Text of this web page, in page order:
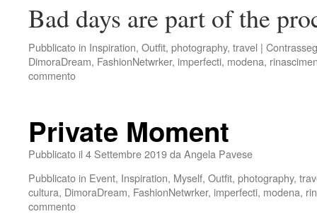
Bad days are part of the
Pubblicato in Inspiration, Outfit, photography, travel |
DimoraDream, FashionNetwrker, imperfecti, modena,
commento
Private Moment
Pubblicato il 4 Settembre 2019da Angela Pavese
Pubblicato in Event, Inspiration, Myself, Outfit, photography,
cultura, DimoraDream, FashionNetwrker, imperfecti, modena,
commento